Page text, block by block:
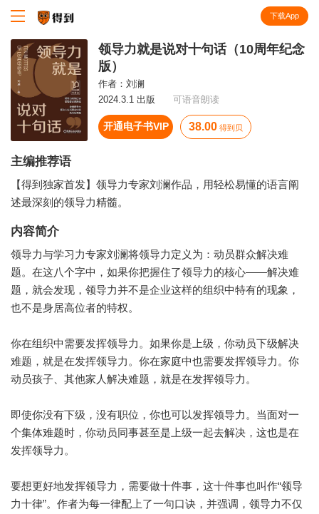
下载App
领导力就是说对十句话（10周年纪念
版）
作者： 刘澜
2024.3.1 出版
可语音朗读
开通电子书VIP 38.00 得到贝
主编推荐语
【得到独家首发】领导力专家刘澜作品，用轻松易懂的语言阐
述最深刻的领导力精髓。
内容简介
领导力与学习力专家刘澜将领导力定义为：动员群众解决难
题。在这八个字中，如果你把握住了领导力的核心——解决难
题，就会发现，领导力并不是企业这样的组织中特有的现象，
也不是身居高位者的特权。
你在组织中需要发挥领导力。如果你是上级，你动员下级解决
难题，就是在发挥领导力。你在家庭中也需要发挥领导力。你
动员孩子、其他家人解决难题，就是在发挥领导力。
即使你没有下级，没有职位，你也可以发挥领导力。当面对一
个集体难题时，你动员同事甚至是上级一起去解决，这也是在
发挥领导力。
要想更好地发挥领导力，需要做十件事，这十件事也叫作“领导
力十律”。作者为每一律配上了一句口诀，并强调，领导力不仅